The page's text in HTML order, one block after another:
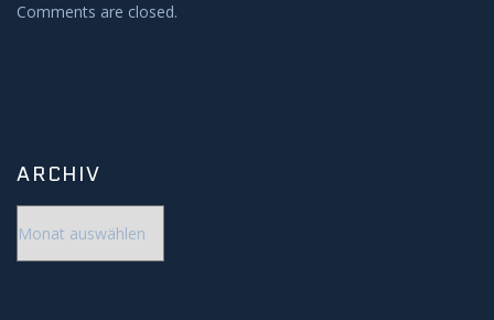
Comments are closed.
ARCHIV